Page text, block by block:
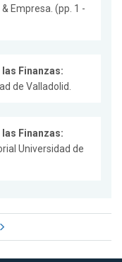
Empresa. (pp. 1 -
Finanzas:
de Valladolid.
Finanzas:
Universidad de